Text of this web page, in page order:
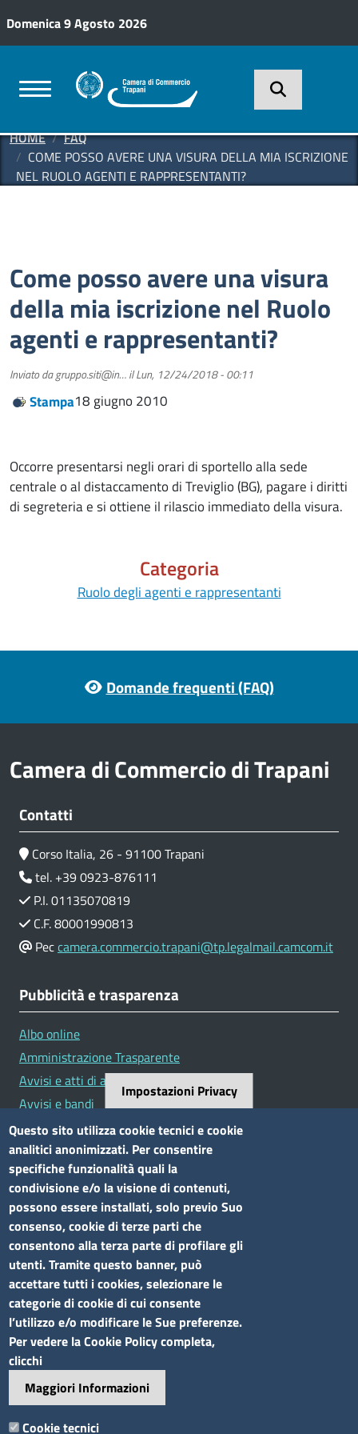
Domenica 9 Agosto 2026
HOME
FAQ
COME POSSO AVERE UNA VISURA DELLA MIA ISCRIZIONE
NEL RUOLO AGENTI E RAPPRESENTANTI?
Come posso avere una visura
della mia iscrizione nel Ruolo
agenti e rappresentanti?
Inviato dagruppo.siti@in…ilLun, 12/24/2018 - 00:11
Stampa18 giugno 2010
Occorre presentarsi negli orari di sportello alla sede
centrale o al distaccamento di Treviglio (BG), pagare i diritti
di segreteria e si ottiene il rilascio immediato della visura.
Categoria
Ruolo degli agenti e rappresentanti
Domande frequenti (FAQ)
Camera di Commercio di Trapani
Contatti
Corso Italia, 26 - 91100 Trapani
tel. +39 0923-876111
P.I. 01135070819
C.F. 80001990813
Peccamera.commercio.trapani@tp.legalmail.camcom.it
Pubblicità e trasparenza
Albo online
Amministrazione Trasparente
Avvisi e atti di altre Amministrazioni
Avvisi e bandi
Bandi di concorso
Siti tematici
Elenco siti tematici
Seguici su
Sito web
Accesso riservato
Mappa del sito
Impostazioni Privacy
Questo sito utilizza cookie tecnici e cookie
analitici anonimizzati. Per consentire
specifiche funzionalità quali la
condivisione e/o la visione di contenuti,
possono essere installati, solo previo Suo
consenso, cookie di terze parti che
consentono alla terza parte di profilare gli
utenti. Tramite questo banner, può
accettare tutti i cookies, selezionare le
categorie di cookie di cui consente
l’utilizzo e/o modificare le Sue preferenze.
Per vedere la Cookie Policy completa,
clicchi
Maggiori Informazioni
Cookie tecnici